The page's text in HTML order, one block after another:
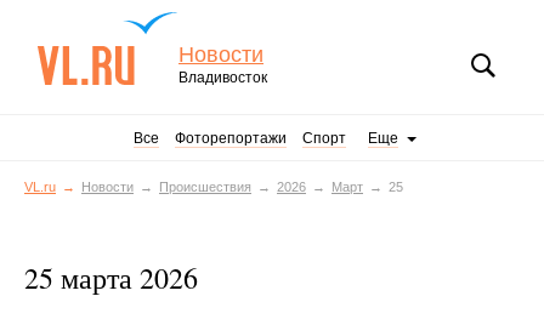
Новости
Владивосток
Все Фоторепортажи Спорт Еще
VL.ru Новости Происшествия 2026 Март 25
25 марта 2026